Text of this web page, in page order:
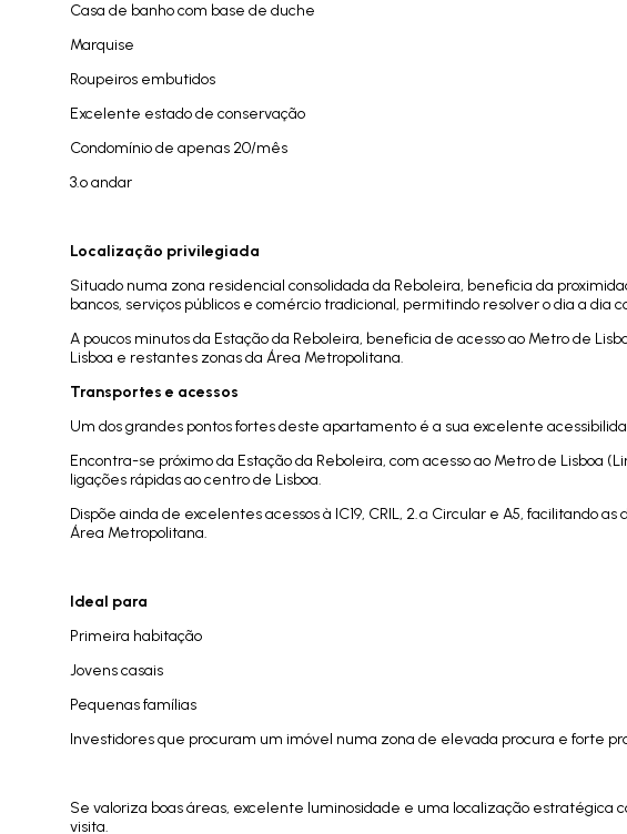
Casa de banho com base de duche
Marquise
Roupeiros embutidos
Excelente estado de conservação
Condomínio de apenas 20/mês
3.º andar
Localização privilegiada
Situado numa zona residencial consolidada da Reboleira, beneficia da
bancos, serviços públicos e comércio tradicional, permitindo resolver o dia a dia
A poucos minutos da Estação da Reboleira, beneficia de acesso ao Metro de
Lisboa e restantes zonas da Área Metropolitana.
Transportes e acessos
Um dos grandes pontos fortes deste apartamento é a sua excelente
Encontra-se próximo da Estação da Reboleira, com acesso ao Metro de Lisboa
ligações rápidas ao centro de Lisboa.
Dispõe ainda de excelentes acessos à IC19, CRIL, 2.ª Circular e A5, facilitando
Área Metropolitana.
Ideal para
Primeira habitação
Jovens casais
Pequenas famílias
Investidores que procuram um imóvel numa zona de elevada procura e forte
Se valoriza boas áreas, excelente luminosidade e uma localização estratégica
visita.